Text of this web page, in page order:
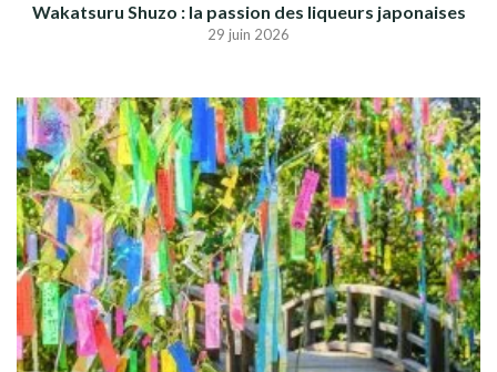
Wakatsuru Shuzo : la passion des liqueurs japonaises
29 juin 2026